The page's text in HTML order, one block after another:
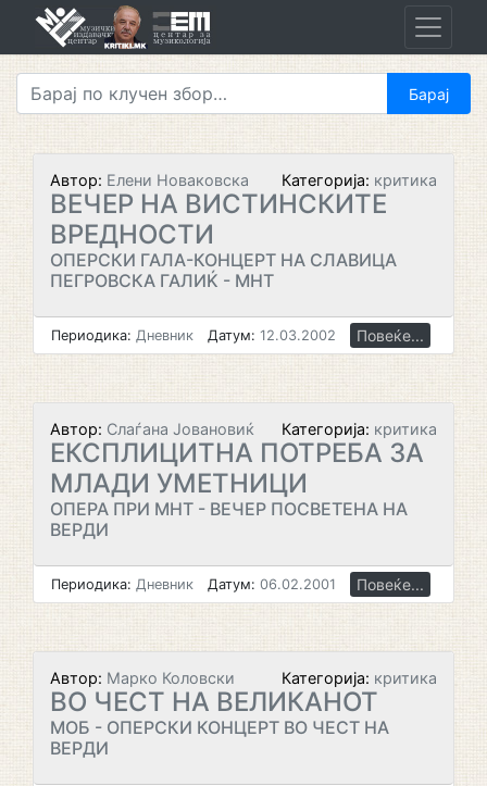
Автор: Елени Новаковска Категорија: критика
ВЕЧЕР НА ВИСТИНСКИТЕ
ВРЕДНОСТИ
ОПЕРСКИ ГАЛА-КОНЦЕРТ НА СЛАВИЦА
ПЕГРОВСКА ГАЛИЌ - МНТ
Периодика: Дневник Датум: 12.03.2002 Повеќе...
Автор: Слаѓана Јовановиќ Категорија: критика
ЕКСПЛИЦИТНА ПОТРЕБА ЗА
МЛАДИ УМЕТНИЦИ
ОПЕРА ПРИ МНТ - ВЕЧЕР ПОСВЕТЕНА НА
ВЕРДИ
Периодика: Дневник Датум: 06.02.2001 Повеќе...
Автор: Марко Коловски Категорија: критика
ВО ЧЕСТ НА ВЕЛИКАНОТ
МОБ - ОПЕРСКИ КОНЦЕРТ ВО ЧЕСТ НА
ВЕРДИ